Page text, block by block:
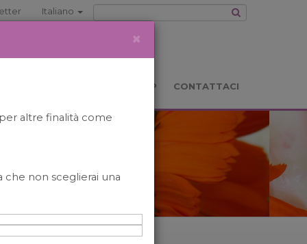
Italiano
BOOKSHOP CONTATTACI
×
altre finalità come
che non sceglierai una